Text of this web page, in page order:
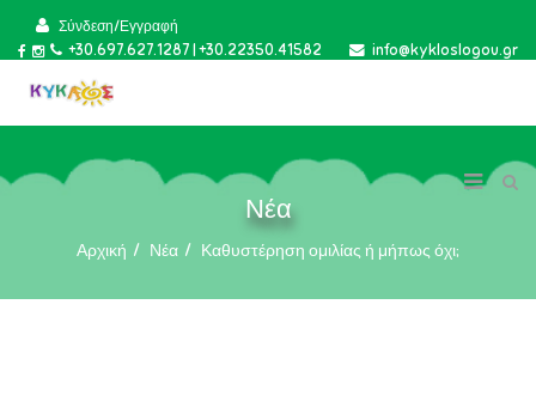
Σύνδεση/Εγγραφή
+30.697.627.1287 | +30.22350.41582 info@kykloslogou.gr
Νέα
Αρχική Νέα Καθυστέρηση ομιλίας ή μήπως όχι;